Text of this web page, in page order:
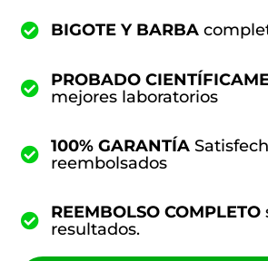
BIGOTE Y BARBA
PROBADO
mejores laboratorios
100% GARANTÍA
reembolsados
REEMBOLSO COMPLETO
resultados.